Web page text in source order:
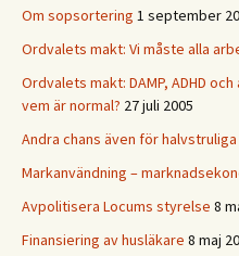
Om sopsortering 1 september
Ordvalets makt: Vi måste alla
Ordvalets makt: DAMP, ADHD
vem är normal? 27 juli 2005
Andra chans även för
Markanvändning –
Avpolitisera Locums styrelse 8
Finansiering av husläkare 8 maj